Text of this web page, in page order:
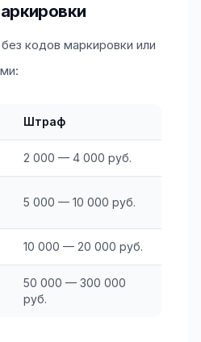
кодов маркировки или
Штраф
2 000 — 4 000 руб.
5 000 — 10 000 руб.
10 000 — 20 000 руб.
50 000 — 300 000
руб.